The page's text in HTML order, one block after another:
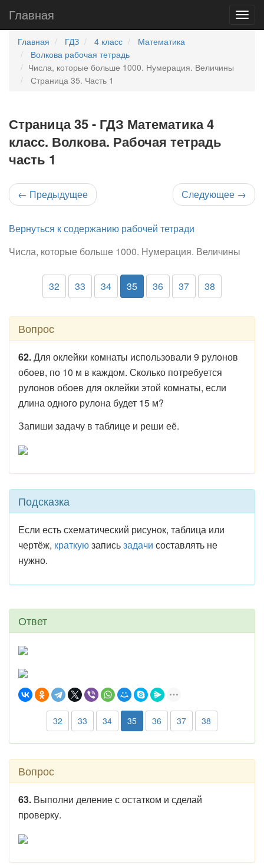
Главная
Главная ГДЗ 4 класс
Математика
Волкова рабочая тетрадь
Числа, которые больше 1000. Нумерация. Величины
Страница 35. Часть 1
Страница 35 - ГДЗ Математика 4
класс. Волкова. Рабочая тетрадь
часть 1
← Предыдущее Следующее →
Вернуться к содержанию рабочей тетради
Числа, которые больше 1000. Нумерация. Величины
32 33 34 35 36 37 38
Вопрос
62.Для оклейки комнаты использовали 9 рулонов
обоев, по 10 м в каждом. Сколько потребуется
рулонов обоев для оклейки этой комнаты, если
длина одного рулона будет 15 м?
Запиши задачу в таблице и реши её.
Подсказка
Если есть схематический рисунок, таблица или
чертёж, краткуюзаписьзадачи составлять не
нужно.
Ответ
32 33 34 35 36 37 38
Вопрос
63. Выполни деление с остатком и сделай
проверку.